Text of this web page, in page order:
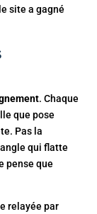
site a gagné
. Chaque
que pose
Pas la
qui flatte
pense que
relayée par